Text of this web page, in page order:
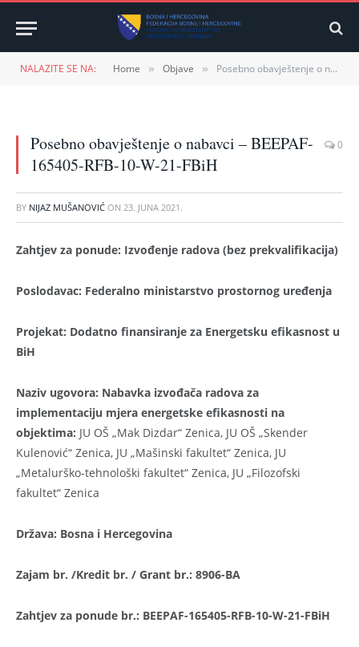
NALAZITE SE NA: Home » Objave » Posebno obavještenje o nabavci – BEEPAF-165405-RFB-10-W-21-FBiH
Posebno obavještenje o nabavci – BEEPAF-
165405-RFB-10-W-21-FBiH
0
BY NIJAZ MUŠANOVIĆ ON 23. JUNA 2021.
Zahtjev za ponude: Izvođenje radova (bez prekvalifikacija)
Poslodavac: Federalno ministarstvo prostornog uređenja
Projekat: Dodatno finansiranje za Energetsku efikasnost u
BiH
Naziv ugovora: Nabavka izvođača radova za
implementaciju mjera energetske efikasnosti na
objektima: JU OŠ „Mak Dizdar“ Zenica, JU OŠ „Skender
Kulenović“ Zenica, JU „Mašinski fakultet“ Zenica, JU
„Metalurško-tehnološki fakultet“ Zenica, JU „Filozofski
fakultet“ Zenica
Država: Bosna i Hercegovina
Zajam br. /Kredit br. / Grant br.: 8906-BA
Zahtjev za ponude br.: BEEPAF-165405-RFB-10-W-21-FBiH